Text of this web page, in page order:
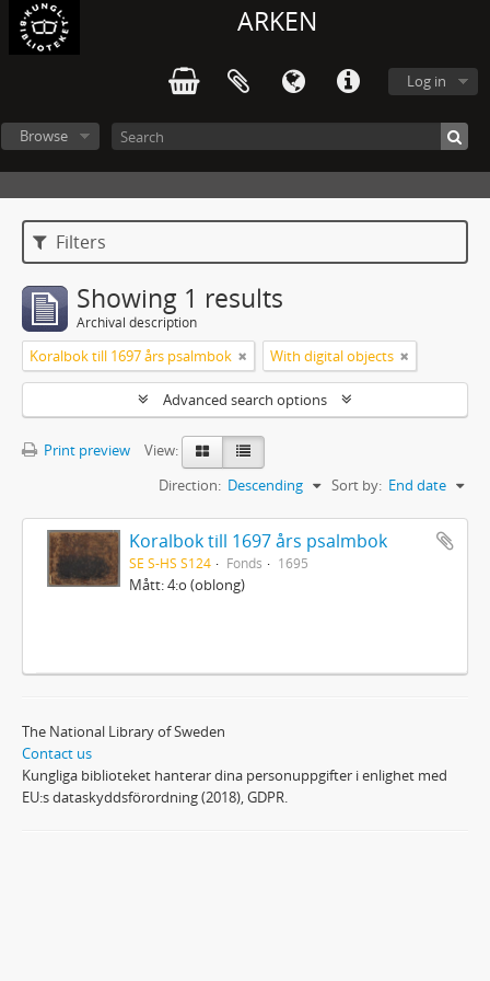
ARKEN
Log in
Browse
Filters
Showing 1 results
Archival description
Koralbok till 1697 års psalmbok With digital objects
Advanced search options
Print preview
View:
Sort by: End date
Direction: Descending
Koralbok till 1697 års psalmbok
SE S-HS S124 Fonds 1695
Mått: 4:o (oblong)
The National Library of Sweden
Contact us
Kungliga biblioteket hanterar dina personuppgifter i enlighet med
EU:s dataskyddsförordning (2018), GDPR.